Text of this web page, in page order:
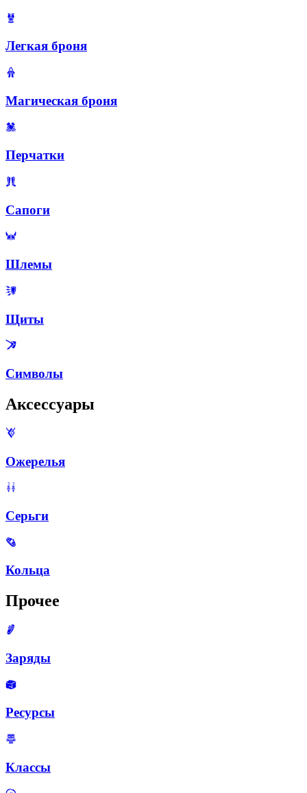
Легкая броня
Магическая броня
Перчатки
Сапоги
Шлемы
Щиты
Символы
Аксессуары
Ожерелья
Серьги
Кольца
Прочее
Заряды
Ресурсы
Классы